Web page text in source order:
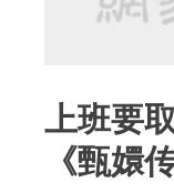
上班要
《甄嬛